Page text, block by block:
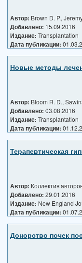
Автор: Brown D. P.,
Добавлено: 15.09.2016
Издание: Transplantation
Дата публикации:
Новые методы
Автор: Bloom R. D.,
Добавлено: 03.08.2016
Издание: Transplantation
Дата публикации:
Терапевтическая
Автор: Коллектив
Добавлено: 29.01.2016
Издание: New England
Дата публикации:
Донорство почек